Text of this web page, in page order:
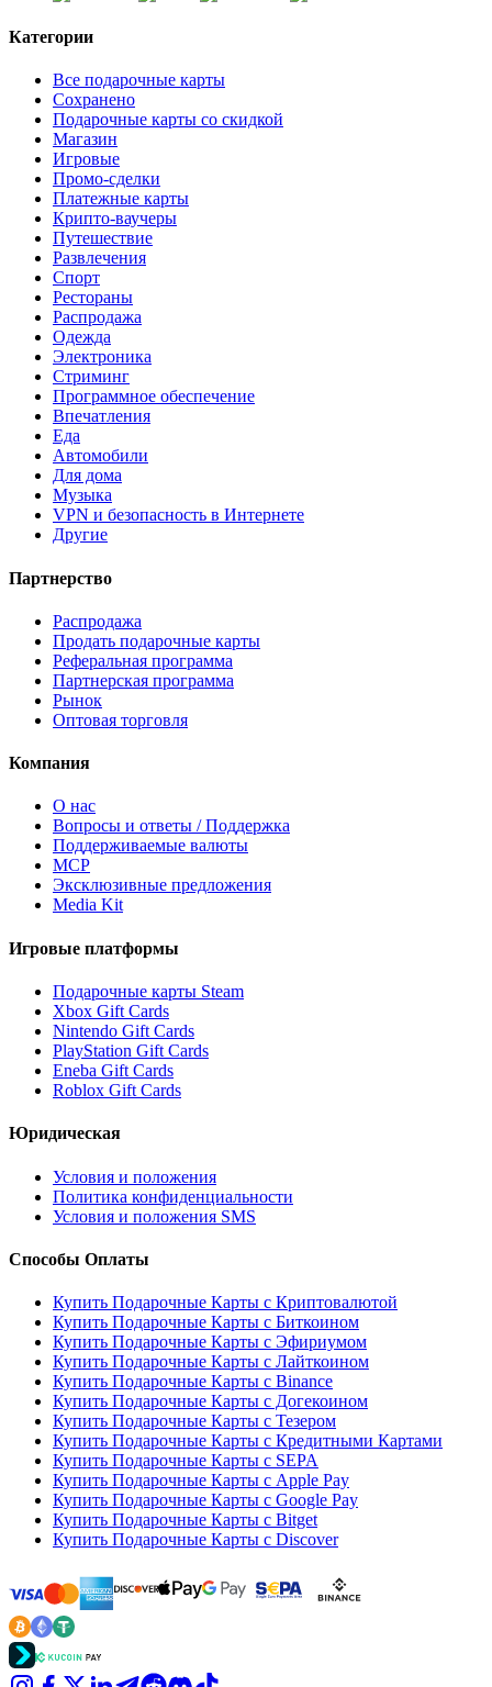
Категории
Все подарочные карты
Сохранено
Подарочные карты со скидкой
Магазин
Игровые
Промо-сделки
Платежные карты
Крипто-ваучеры
Путешествие
Развлечения
Спорт
Рестораны
Распродажа
Одежда
Электроника
Стриминг
Программное обеспечение
Впечатления
Еда
Автомобили
Для дома
Музыка
VPN и безопасность в Интернете
Другие
Партнерство
Распродажа
Продать подарочные карты
Реферальная программа
Партнерская программа
Рынок
Оптовая торговля
Компания
О нас
Вопросы и ответы / Поддержка
Поддерживаемые валюты
MCP
Эксклюзивные предложения
Media Kit
Игровые платформы
Подарочные карты Steam
Xbox Gift Cards
Nintendo Gift Cards
PlayStation Gift Cards
Eneba Gift Cards
Roblox Gift Cards
Юридическая
Условия и положения
Политика конфиденциальности
Условия и положения SMS
Способы Оплаты
Купить Подарочные Карты с Криптовалютой
Купить Подарочные Карты с Биткоином
Купить Подарочные Карты с Эфириумом
Купить Подарочные Карты с Лайткоином
Купить Подарочные Карты с Binance
Купить Подарочные Карты с Догекоином
Купить Подарочные Карты с Тезером
Купить Подарочные Карты с Кредитными Картами
Купить Подарочные Карты с SEPA
Купить Подарочные Карты с Apple Pay
Купить Подарочные Карты с Google Pay
Купить Подарочные Карты с Bitget
Купить Подарочные Карты с Discover